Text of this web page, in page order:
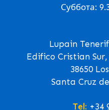
Суббота:
Lupain
Edifico Cristian
38650
Santa Cruz
Tel: +34